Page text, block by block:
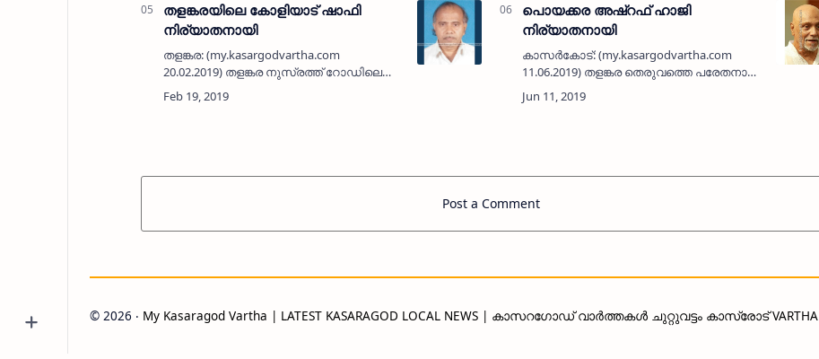
മകളാണ്. …
തളങ്കരയിലെ കോളിയാട് ഷാഫി
നിര്യാതനായി
തളങ്കര: (my.kasargodvartha.com
20.02.2019) തളങ്കര നുസ്രത്ത് റോഡിലെ
നൂറുദ്ദീന്‍ മന്‍സിലില്‍ കോളിയാട് ഷാഫി
(62)നിര്യാതനായി. നേരത്തെ ദീര്‍ഘകാലം
പൊയക്കര അഷ്‌റഫ് ഹാജി
നിര്യാതനായി
കാസര്‍കോട്: (my.kasargodvartha.com
11.06.2019) തളങ്കര തെരുവത്തെ പരേതനായ
പൊയക്കര അബ്ദുര്‍ റഹ് മാന്‍ ഹാജി- സല്‍മ
ദമ്പതികളുടെ മകന്‍ പൊയക്കര അഷ്‌റഫ്
Post a Comment
© 2026 ‧ My Kasaragod Vartha | LATEST KASARAGOD LOCAL NEWS | കാസറഗോഡ് വാർത്തകൾ ചുറ്റുവട്ടം കാസ്രോട് VARTHA